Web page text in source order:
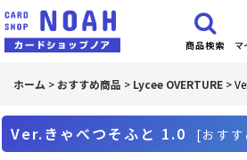
マ
商品検索
ホーム > おすすめ商品 > Lycee OVERTURE >
Ver.きゃべつそふと 1.0 [おす